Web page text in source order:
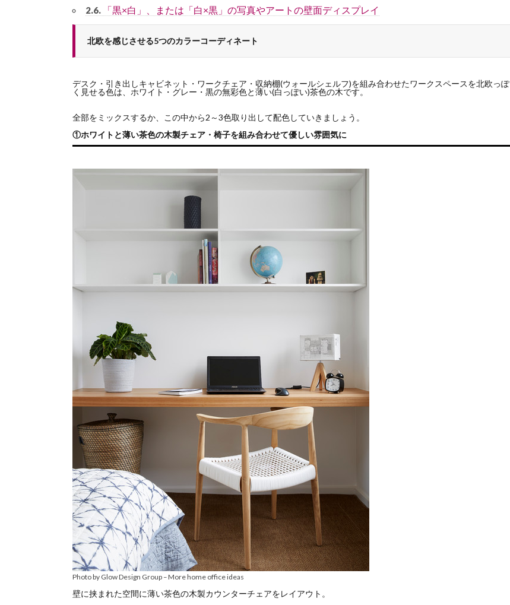
2.6. 「黒×白」、または「白×黒」の写真やアートの壁面ディスプレイ
北欧を感じさせる5つのカラーコーディネート
デスク・引き出しキャビネット・ワークチェア・収納棚(ウォールシェルフ)を組み合わせたワークスペースを北欧っぽ
く見せる色は、 ホワイト・グレー・黒の無彩色と薄い(白っぽい)茶色の木です。
全部をミックスするか、この中から2～3色取り出して配色していきましょう。
①ホワイトと薄い茶色の木製チェア・椅子を組み合わせて優しい雰囲気に
Photo by Glow Design Group –More home office ideas
壁に挟まれた空間に薄い茶色の木製カウンターチェアをレイアウト。